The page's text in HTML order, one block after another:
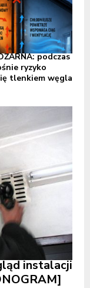
podczas
ryzyko
tlenkiem węgla
instalacji